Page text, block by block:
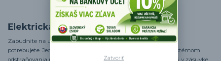
Elektrická plochá mriežka
Zabudnite na umývanie väčšieho množstva panvíc, než
potrebujete. Jednoduché čistenie je zabezpečené účinným systémom
odstraňovania mastnoty. Starý olej a iné zvyšky sa akumulujú v zásuvke,
Zatvoriť